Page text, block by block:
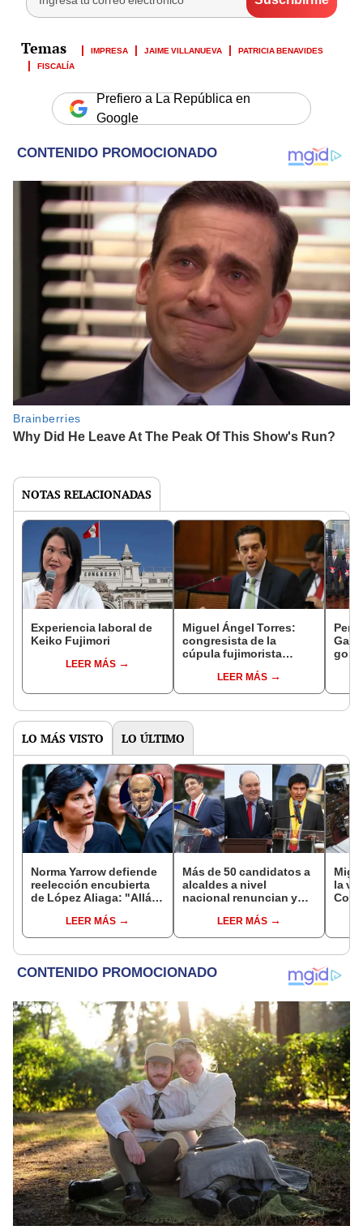
IMPRESA JAIME VILLANUEVA
PATRICIA BENAVIDES
FISCALÍA
Prefiero a La República en
Google
NOTAS RELACIONADAS
Experiencia laboral de
Keiko Fujimori
LEER MÁS
Miguel Ángel Torres:
congresista de la
cúpula fujimorista
del SenadoLEER MÁS
LO MÁS VISTO LO ÚLTIMO
Norma Yarrow defiende
reelección encubierta
de López Aliaga: "Allá el
sacar la vuelta"
LEER MÁS
Más de 50 candidatos a
alcaldes a nivel
nacional renuncian y
encubiertaLEER MÁS
la